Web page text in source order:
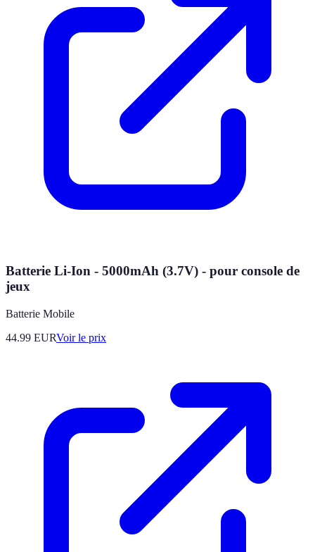
Batterie Li-Ion - 5000mAh (3.7V) - pour console de
jeux
Batterie Mobile
44.99 EURVoir le prix